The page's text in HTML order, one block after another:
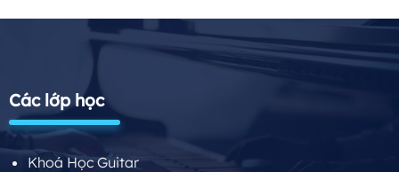
Các lớp học
Khoá Học Guitar